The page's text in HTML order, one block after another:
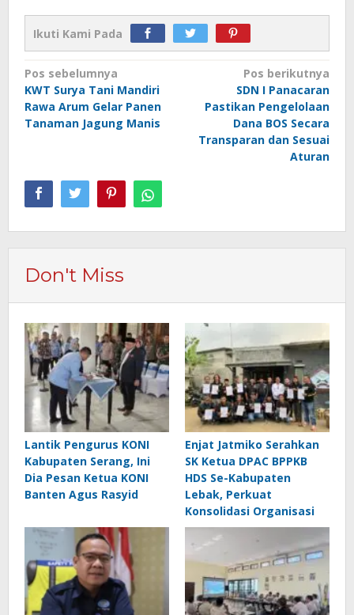
Ikuti Kami Pada
Navigasi
pos
Pos sebelumnya
KWT Surya Tani Mandiri
Rawa Arum Gelar Panen
Tanaman Jagung Manis
Pos berikutnya
SDN I Panacaran
Pastikan Pengelolaan
Dana BOS Secara
Transparan dan Sesuai
Aturan
Don't Miss
Lantik Pengurus KONI
Kabupaten Serang, Ini
Dia Pesan Ketua KONI
Banten Agus Rasyid
Enjat Jatmiko Serahkan
SK Ketua DPAC BPPKB
HDS Se-Kabupaten
Lebak, Perkuat
Konsolidasi Organisasi